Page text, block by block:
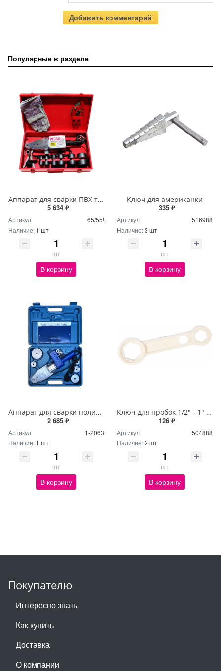
Добавить комментарий
Популярные в разделе
Аппарат для сварки ПВХ труб АСПТ-2000 Ресанта
5 634 ₽
Артикул
65/55!
Наличие: 1 шт
шт
В корзину
Ключ для американки
335 ₽
Артикул
516988
Наличие:3 шт
шт
В корзину
Аппарат для сварки полипропиленовых труб 1000 Вт Frap 20-63
2 685 ₽
Артикул
1-2063
Наличие: 1 шт
шт
В корзину
Ключ для пробок 1/2" - 1" пластиковый VRT
126 ₽
Артикул
504888
Наличие:2 шт
шт
В корзину
Покупателю
Интересно знать
Как купить
Доставка
О компании